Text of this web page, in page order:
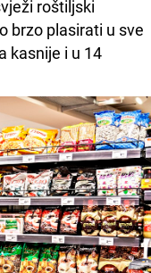
roštiljski
brzo plasirati u sve
kasnije i u 14